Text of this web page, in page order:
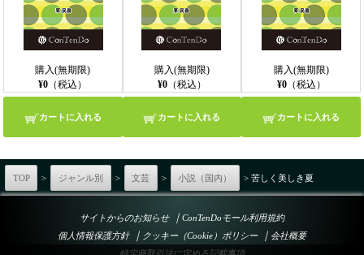
購入(無期限)
¥0 （税込）
カートに入れる
購入(無期限)
¥0（税込）
カートに入れる
購入(無期限)
¥0（税込）
カートに入れる
TOP > ジャンル別 > 文芸 > 小説（国内） > 苦しく美しき夏
サイトからのお知らせ ｜ ConTenDoモール利用規約
個人情報保護方針
｜ クッキー（Cookie）ポリシー ｜ 会社概要